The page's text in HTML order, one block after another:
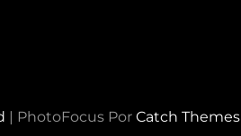
| PhotoFocus Por Catch Themes